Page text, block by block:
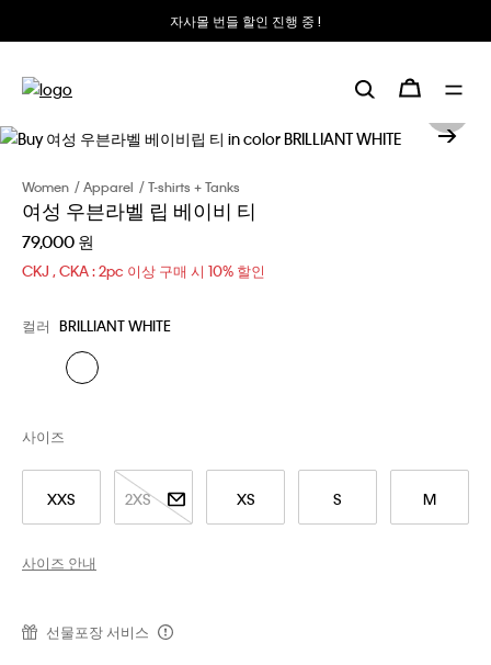
자사몰 번들 할인 진행 중 !
Women Apparel T-shirts + Tanks
여성 우븐라벨 립 베이비 티
79,000 원
CKJ , CKA : 2pc 이상 구매 시 10% 할인
컬러 BRILLIANT WHITE
XXS 2XS XS S M
사이즈
사이즈 안내
선물포장 서비스